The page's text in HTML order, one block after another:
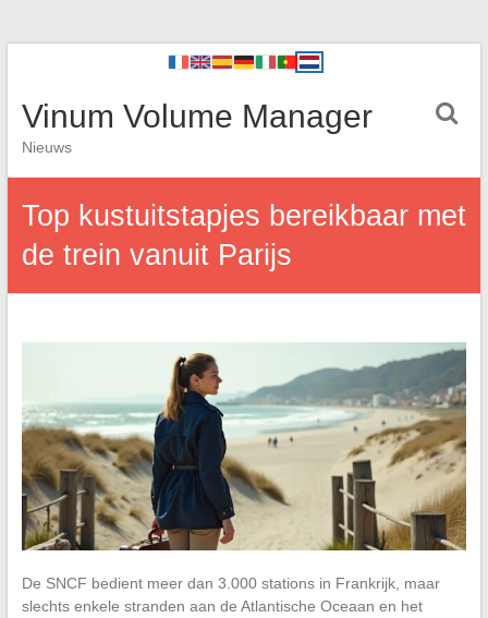
Vinum Volume Manager
Nieuws
Top kustuitstapjes bereikbaar met
de trein vanuit Parijs
De SNCF bedient meer dan 3.000 stations in Frankrijk, maar
slechts enkele stranden aan de Atlantische Oceaan en het